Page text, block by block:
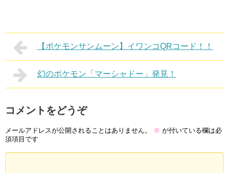
【ポケモンサンムーン】イワンコQRコード！！
幻のポケモン「マーシャドー」発見！
コメントをどうぞ
メールアドレスが公開されることはありません。 ※ が付いている欄は必
須項目です